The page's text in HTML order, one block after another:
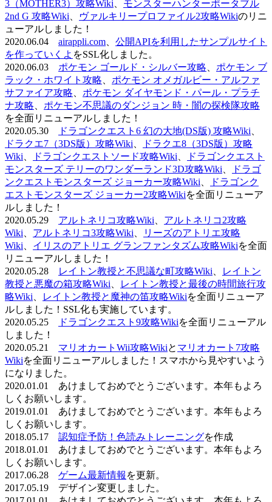
3（MOTHER3）攻略Wiki
モンスターハンターポータブル
2nd G 攻略Wiki
ヴァルキリープロファイル2攻略Wikiのリニ
ューアルしました！
2020.06.04 airappli.com
公開APIを利用したサンプルサイト
を作っていくよ をSSL化しました。
2020.06.03 ポケモン ゴールド・シルバー攻略
ポケモン ブ
ラック・ホワイト攻略
ポケモン オメガルビー・アルファ
サファイア攻略
ポケモン ダイヤモンド・パール・プラチ
ナ攻略
ポケモン不思議のダンジョン 時・闇の探検隊攻略
を全面リニューアルしました！
2020.05.30
ドラゴンクエスト6 幻の大地(DS版) 攻略Wiki
ドラクエ7（3DS版）攻略Wiki
ドラクエ8（3DS版）攻略
Wiki
ドラゴンクエストソード攻略Wiki
ドラゴンクエスト
モンスターズ テリーのワンダーランド3D攻略Wiki
ドラゴ
ンクエストモンスターズ ジョーカー攻略Wiki
ドラゴンク
エストモンスターズ ジョーカー2攻略Wikiを全面リニューア
ルしました！
2020.05.29 アルトネリコ攻略Wiki
アルトネリコ2攻略
Wiki
アルトネリコ3攻略Wiki
リーズのアトリエ攻略
Wiki
イリスのアトリエ グランファンタズム攻略Wikiを全面
リニューアルしました！
2020.05.28
レイトン教授と不思議な町攻略Wiki
レイトン
教授と悪魔の箱攻略Wiki
レイトン教授と最後の時間旅行攻
略Wiki
レイトン教授と魔神の笛攻略Wikiを全面リニューア
ルしました！SSL化も実施しています。
2020.05.25
ドラゴンクエスト9攻略Wikiを全面リニューアル
しました！
2020.05.21 マリオカートWii攻略Wikiと マリオカート7攻略
Wikiを全面リニューアルしました！スマホから見やすいよう
になりました。
2020.01.01 あけましておめでとうございます。本年もよろ
しくお願いします。
2019.01.01 あけましておめでとうございます。本年もよろ
しくお願いします。
2018.05.17 認知症予防！色読みトレーニングを作成
2018.01.01 あけましておめでとうございます。本年もよろ
しくお願いします。
2017.06.28 ゲーム最新情報 を更新。
2017.05.19 デザイン変更しました。